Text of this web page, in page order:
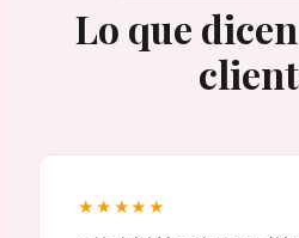
Lo que
★★★★★